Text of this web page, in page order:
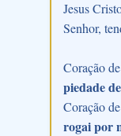
Jesus
Senhor,
Coração
piedade
Coração
rogai por